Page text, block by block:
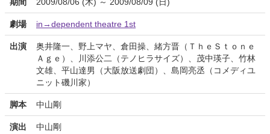
期間 2009/08/06 (木) ～ 2009/08/09 (日)
劇場 in→dependent theatre 1st
出演
奥井隆一、野上マヤ、倉田操、緒方晋（ＴｈｅＳｔｏｎｅ
Ａｇｅ）、川添公二（テノヒラサイズ）、茂中瑛子、竹林
文雄、平山達男（大阪放送劇団）、島岡亮丞（コメディユ
ニット磯川家）
脚本 中山剛
演出 中山剛